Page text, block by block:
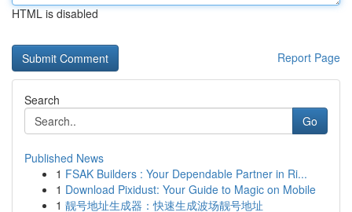
HTML is disabled
Report Page
Search
Go
Published News
1 FSAK Builders : Your Dependable Partner in Ri...
1 Download Pixidust: Your Guide to Magic on Mobile
1 靓号地址生成器：快速生成波场靓号地址